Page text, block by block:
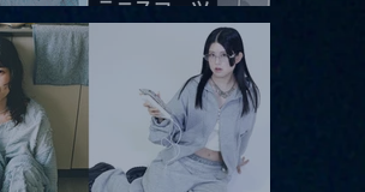
】「巷のmyストーリー/風の憶測1～後藤まりこ
POPとテニスコーツ」